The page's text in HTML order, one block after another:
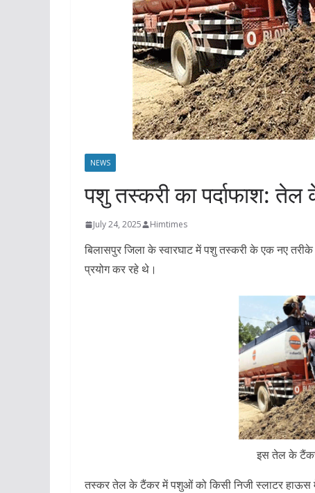
NEWS
पशु तस्करी का पर्दाफाश:
July 24, 2025 Himtimes
बिलासपुर जिला के स्वारघाट में पशु तस्करी के एक नए
प्रयोग कर रहे थे।
इस तेल के
तस्कर तेल के टैंकर में पशुओं को किसी निजी स्लाटर हाऊस